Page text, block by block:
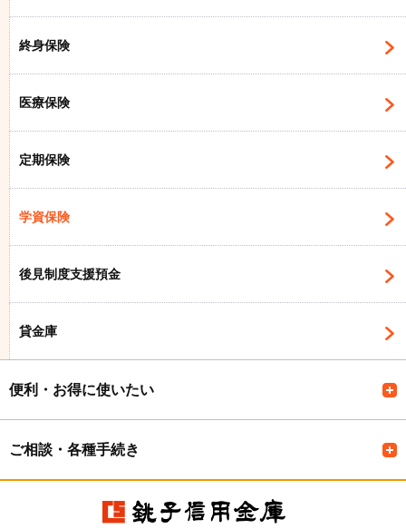
終身保険
医療保険
定期保険
学資保険
後見制度支援預金
貸金庫
便利・お得に使いたい
ご相談・各種手続き